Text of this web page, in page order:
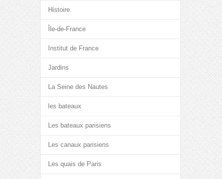
Histoire
Île-de-France
Institut de France
Jardins
La Seine des Nautes
les bateaux
Les bateaux parisiens
Les canaux parisiens
Les quais de Paris